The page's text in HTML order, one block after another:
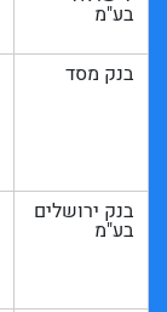
בע"מ
בנק מסד
בנק ירושלים
בע"מ